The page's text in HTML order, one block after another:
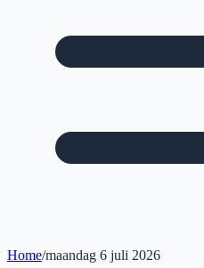
Home/maandag 6 juli 2026